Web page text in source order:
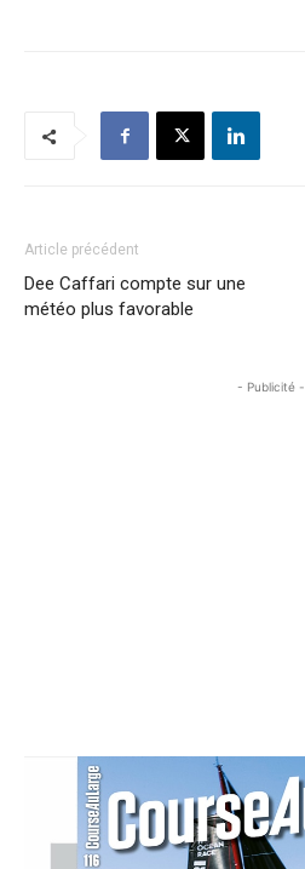
Article précédent
Dee Caffari compte sur une
météo plus favorable
- Publicité -